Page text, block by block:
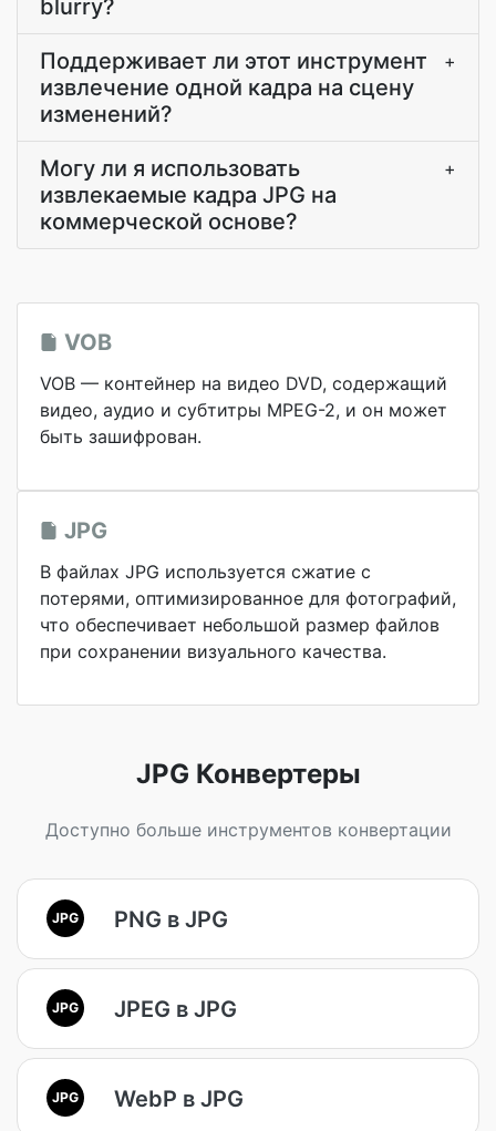
blurry?
Поддерживает ли этот инструмент
извлечение одной кадра на сцену
изменений?
+
Могу ли я использовать
извлекаемые кадра JPG на
коммерческой основе?
+
VOB
VOB — контейнер на видео DVD, содержащий
видео, аудио и субтитры MPEG-2, и он может
быть зашифрован.
JPG
В файлах JPG используется сжатие с
потерями, оптимизированное для фотографий,
что обеспечивает небольшой размер файлов
при сохранении визуального качества.
JPG Конвертеры
Доступно больше инструментов конвертации
JPG PNG в JPG
JPG JPEG в JPG
JPG WebP в JPG